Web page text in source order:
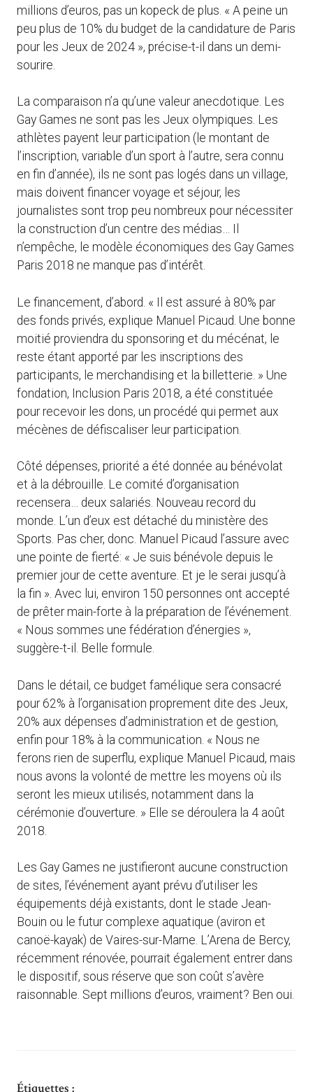
millions d’euros, pas un kopeck de plus. « A peine un
peu plus de 10% du budget de la candidature de Paris
pour les Jeux de 2024 », précise-t-il dans un demi-
sourire.
La comparaison n’a qu’une valeur anecdotique. Les
Gay Games ne sont pas les Jeux olympiques. Les
athlètes payent leur participation (le montant de
l’inscription, variable d’un sport à l’autre, sera connu
en fin d’année), ils ne sont pas logés dans un village,
mais doivent financer voyage et séjour, les
journalistes sont trop peu nombreux pour nécessiter
la construction d’un centre des médias… Il
n’empêche, le modèle économiques des Gay Games
Paris 2018 ne manque pas d’intérêt.
Le financement, d’abord. « Il est assuré à 80% par
des fonds privés, explique Manuel Picaud. Une bonne
moitié proviendra du sponsoring et du mécénat, le
reste étant apporté par les inscriptions des
participants, le merchandising et la billetterie. » Une
fondation, Inclusion Paris 2018, a été constituée
pour recevoir les dons, un procédé qui permet aux
mécènes de défiscaliser leur participation.
Côté dépenses, priorité a été donnée au bénévolat
et à la débrouille. Le comité d’organisation
recensera… deux salariés. Nouveau record du
monde. L’un d’eux est détaché du ministère des
Sports. Pas cher, donc. Manuel Picaud l’assure avec
une pointe de fierté: « Je suis bénévole depuis le
premier jour de cette aventure. Et je le serai jusqu’à
la fin ». Avec lui, environ 150 personnes ont accepté
de prêter main-forte à la préparation de l’événement.
« Nous sommes une fédération d’énergies »,
suggère-t-il. Belle formule.
Dans le détail, ce budget famélique sera consacré
pour 62% à l’organisation proprement dite des Jeux,
20% aux dépenses d’administration et de gestion,
enfin pour 18% à la communication. « Nous ne
ferons rien de superflu, explique Manuel Picaud, mais
nous avons la volonté de mettre les moyens où ils
seront les mieux utilisés, notamment dans la
cérémonie d’ouverture. » Elle se déroulera la 4 août
2018.
Les Gay Games ne justifieront aucune construction
de sites, l’événement ayant prévu d’utiliser les
équipements déjà existants, dont le stade Jean-
Bouin ou le futur complexe aquatique (aviron et
canoë-kayak) de Vaires-sur-Marne. L’Arena de Bercy,
récemment rénovée, pourrait également entrer dans
le dispositif, sous réserve que son coût s’avère
raisonnable. Sept millions d’euros, vraiment? Ben oui.
Étiquettes :